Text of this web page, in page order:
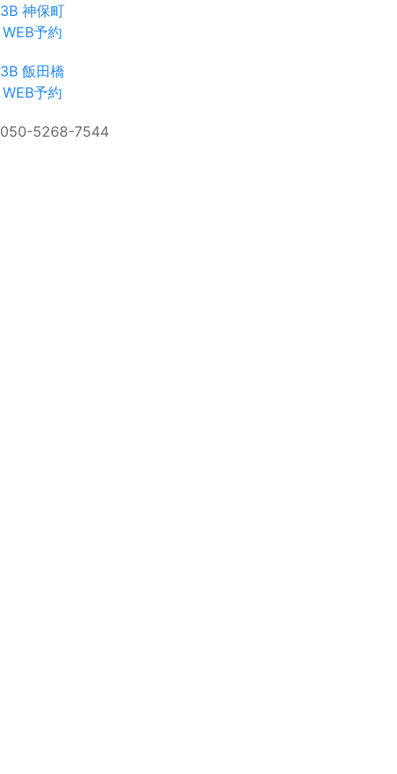
3B 神保町
WEB予約
3B 飯田橋
WEB予約
050-5268-7544